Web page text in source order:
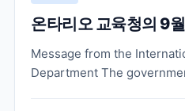
온타리오 교육청의 9
Message from the
Department The